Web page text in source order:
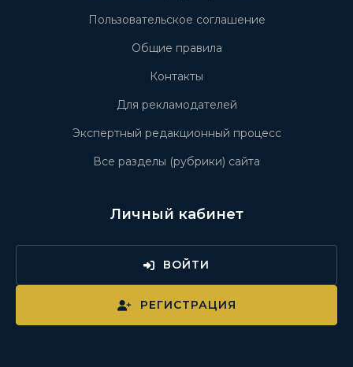
Пользовательское соглашение
Общие правила
Контакты
Для рекламодателей
Экспертный редакционный процесс
Все разделы (рубрики) сайта
Личный кабинет
ВОЙТИ
РЕГИСТРАЦИЯ